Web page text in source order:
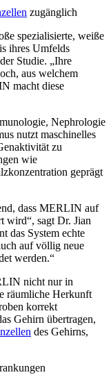
zugänglich
spezialisierte, weiße
ihres Umfelds
Studie. „Ihre
aus welchem
macht diese
Nephrologie
nutzt maschinelles
zu
wie
geprägt
dass MERLIN auf
wird“, sagt Dr. Jian
das System echte
auf völlig neue
werden.“
nicht nur in
räumliche Herkunft
korrekt
Gehirn übertragen,
des Gehirns,